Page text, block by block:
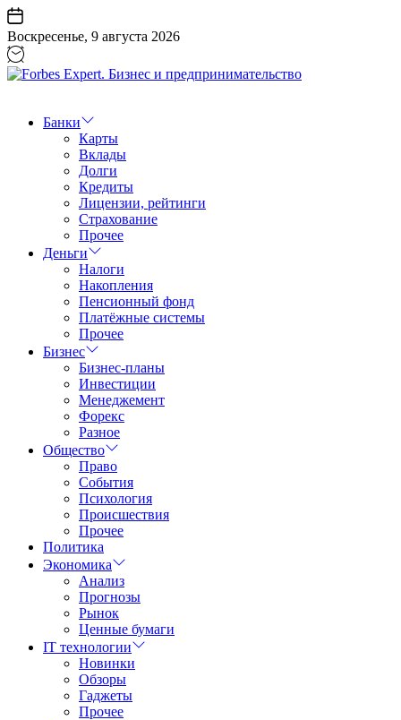
Перейти
к
содержанию
Воскресенье, 9 августа 2026
Бизнес
предпринимательство
Банки
Карты
Вклады
Долги
Кредиты
Лицензии, рейтинги
Страхование
Прочее
Деньги
Налоги
Накопления
Пенсионный фонд
Платёжные системы
Прочее
Бизнес
Бизнес-планы
Инвестиции
Менеджемент
Форекс
Разное
Общество
Право
События
Психология
Происшествия
Прочее
Политика
Экономика
Анализ
Прогнозы
Рынок
Ценные бумаги
IT технологии
Новинки
Обзоры
Гаджеты
Прочее